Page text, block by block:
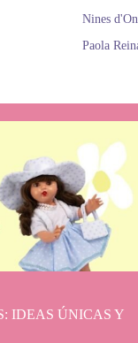
Nines
Paola
IDEAS ÚNICAS Y